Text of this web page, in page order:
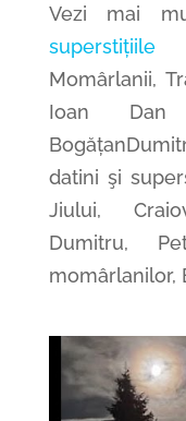
Vezi mai
superstițiile
Momârlanii,
Ioan Dan
datini şi
Jiului,
Dumitru,
momârlanilor,